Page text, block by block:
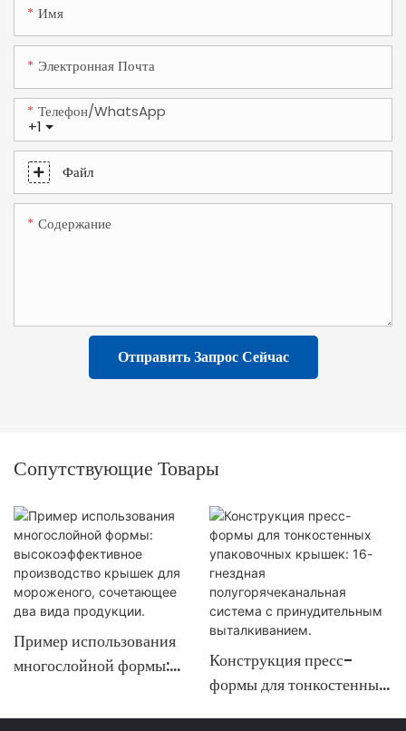
Имя
Электронная Почта
+1
Телефон/WhatsApp
Файл
Содержание
Отправить Запрос Сейчас
Сопутствующие Товары
Пример использования
многослойной формы:
производство крышек для
Конструкция пресс-
формы для тонкостенных